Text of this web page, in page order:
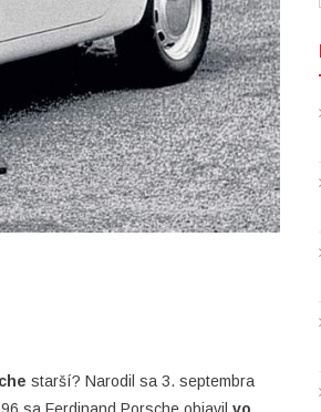
starší? Narodil sa 3. septembra